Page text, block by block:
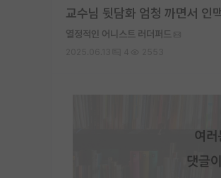
교수님 뒷담화 엄청 까면서 인
열정적인 어니스트 러더퍼드